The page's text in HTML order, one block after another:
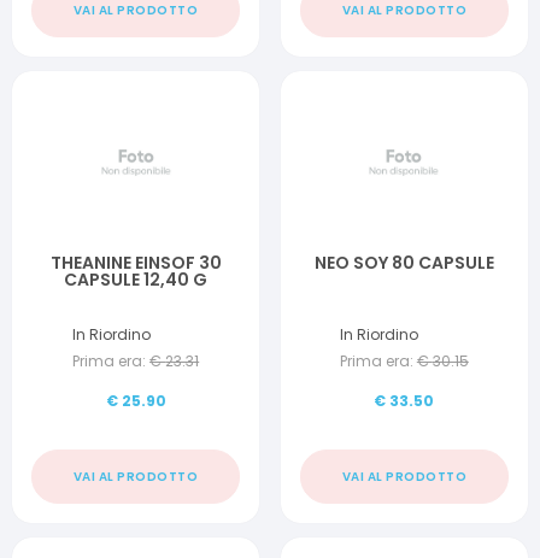
VAI AL PRODOTTO VAI AL PRODOTTO
THEANINE EINSOF 30
CAPSULE 12,40 G
In Riordino
Prima era: €23.31
€ 25.90
VAI AL PRODOTTO
NEO SOY 80 CAPSULE
In Riordino
Prima era: €30.15
€ 33.50
VAI AL PRODOTTO